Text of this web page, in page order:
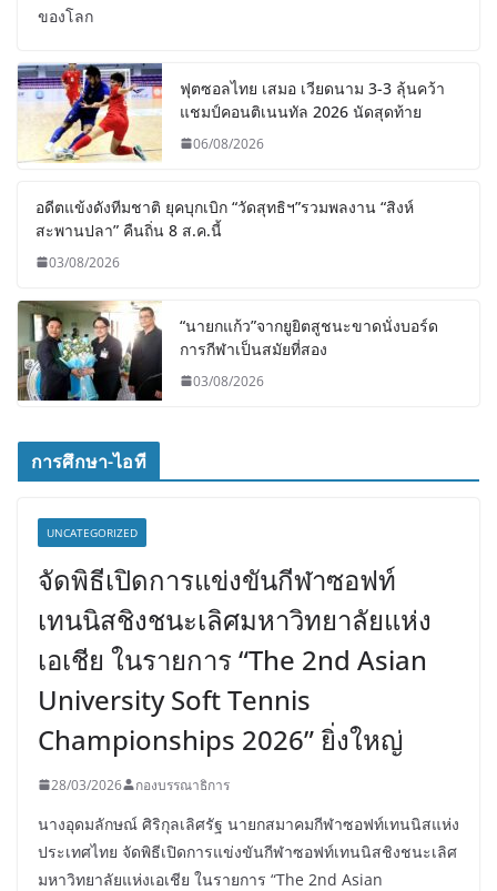
ของโลก
ฟุตซอลไทย เสมอ เวียดนาม 3-3 ลุ้นคว้า
แชมป์คอนติเนนทัล 2026 นัดสุดท้าย
06/08/2026
อดีตแข้งดังทีมชาติ ยุคบุกเบิก “วัดสุทธิฯ”รวมพลงาน “สิงห์
สะพานปลา” คืนถิ่น 8 ส.ค.นี้
03/08/2026
“นายกแก้ว”จากยูยิตสูชนะขาดนั่งบอร์ด
การกีฬาเป็นสมัยที่สอง
03/08/2026
การศึกษา-ไอที
UNCATEGORIZED
จัดพิธีเปิดการแข่งขันกีฬาซอฟท์
เทนนิสชิงชนะเลิศมหาวิทยาลัยแห่ง
เอเชีย ในรายการ “The 2nd Asian
University Soft Tennis
Championships 2026” ยิ่งใหญ่
28/03/2026 กองบรรณาธิการ
นางอุดมลักษณ์ ศิริกุลเลิศรัฐ นายกสมาคมกีฬาซอฟท์เทนนิสแห่ง
ประเทศไทย จัดพิธีเปิดการแข่งขันกีฬาซอฟท์เทนนิสชิงชนะเลิศ
มหาวิทยาลัยแห่งเอเชีย ในรายการ “The 2nd Asian